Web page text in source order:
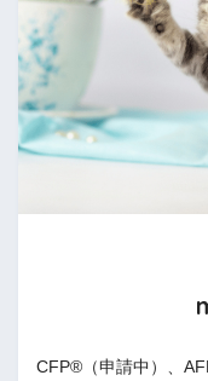
CFP®（申請中）、